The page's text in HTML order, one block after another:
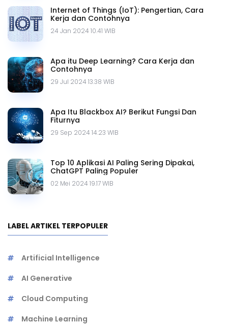
Internet of Things (IoT): Pengertian, Cara
Kerja dan Contohnya
24 Jan 2024 10.41 WIB
Apa itu Deep Learning? Cara Kerja dan
Contohnya
29 Jul 2024 13.38 WIB
Apa Itu Blackbox AI? Berikut Fungsi Dan
Fiturnya
29 Sep 2024 14.23 WIB
Top 10 Aplikasi AI Paling Sering Dipakai,
ChatGPT Paling Populer
02 Mei 2024 19.17 WIB
LABEL ARTIKEL TERPOPULER
Artificial Intelligence
AI Generative
Cloud Computing
Machine Learning